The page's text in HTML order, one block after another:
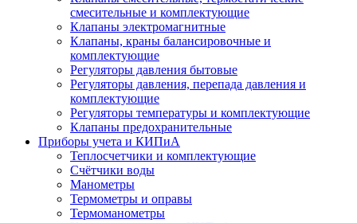
смесительные и комплектующие
Клапаны электромагнитные
Клапаны, краны балансировочные и
комплектующие
Регуляторы давления бытовые
Регуляторы давления, перепада давления и
комплектующие
Регуляторы температуры и комплектующие
Клапаны предохранительные
Приборы учета и КИПиА
Теплосчетчики и комплектующие
Счётчики воды
Манометры
Термометры и оправы
Термоманометры